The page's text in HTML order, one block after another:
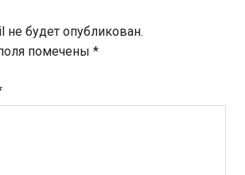
не будет опубликован.
помечены *